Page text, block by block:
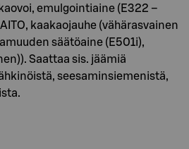
emulgointiaine (E322 –
kaakaojauhe (vähärasvainen
säätöaine (E501i),
Saattaa sis. jäämiä
seesaminsiemenistä,